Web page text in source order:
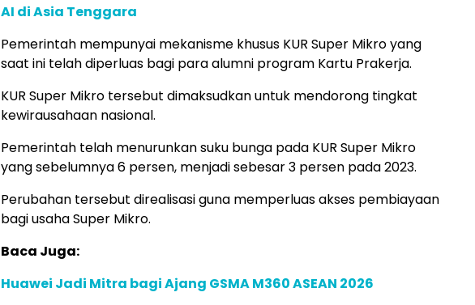
AI di Asia Tenggara
Pemerintah mempunyai mekanisme khusus KUR Super Mikro yang
saat ini telah diperluas bagi para alumni program Kartu Prakerja.
KUR Super Mikro tersebut dimaksudkan untuk mendorong tingkat
kewirausahaan nasional.
Pemerintah telah menurunkan suku bunga pada KUR Super Mikro
yang sebelumnya 6 persen, menjadi sebesar 3 persen pada 2023.
Perubahan tersebut direalisasi guna memperluas akses pembiayaan
bagi usaha Super Mikro.
Baca Juga:
Huawei Jadi Mitra bagi Ajang GSMA M360 ASEAN 2026